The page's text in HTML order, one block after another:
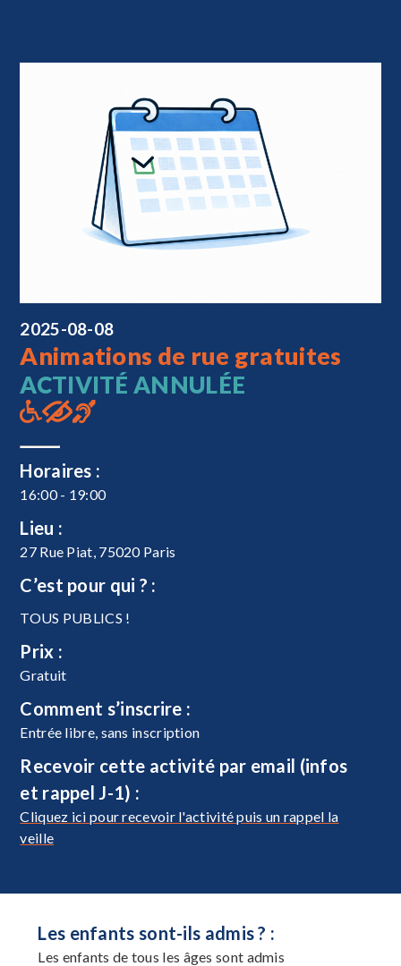
2025-08-08
Animations de rue gratuites
ACTIVITÉ ANNULÉE
Horaires :
16:00 - 19:00
Lieu :
27 Rue Piat, 75020 Paris
C’est pour qui ? :
TOUS PUBLICS !
Prix :
Gratuit
Comment s’inscrire :
Entrée libre, sans inscription
Recevoir cette activité par email (infos
et rappel J-1) :
Cliquez ici pour recevoir l'activité puis un rappel la
veille
Les enfants sont-ils admis ? :
Les enfants de tous les âges sont admis